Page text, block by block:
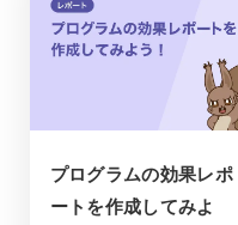
プログラムの効果レポ
ートを作成してみよ